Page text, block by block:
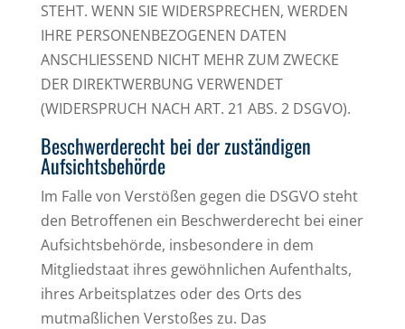
STEHT. WENN SIE WIDERSPRECHEN, WERDEN
IHRE PERSONENBEZOGENEN DATEN
ANSCHLIESSEND NICHT MEHR ZUM ZWECKE
DER DIREKTWERBUNG VERWENDET
(WIDERSPRUCH NACH ART. 21 ABS. 2 DSGVO).
Beschwerde­recht bei der zuständigen
Aufsichts­behörde
Im Falle von Verstößen gegen die DSGVO steht
den Betroffenen ein Beschwerderecht bei einer
Aufsichtsbehörde, insbesondere in dem
Mitgliedstaat ihres gewöhnlichen Aufenthalts,
ihres Arbeitsplatzes oder des Orts des
mutmaßlichen Verstoßes zu. Das